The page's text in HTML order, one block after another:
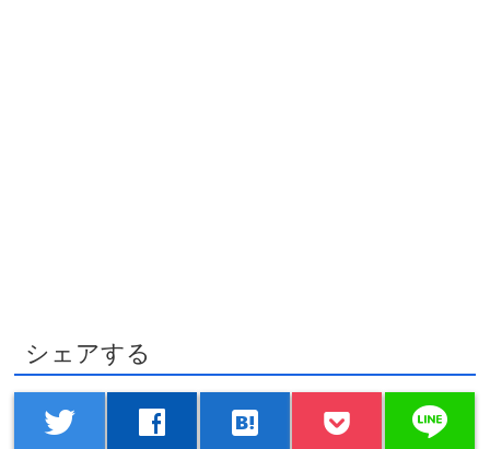
シェアする
twitter facebook hatenabookmark line